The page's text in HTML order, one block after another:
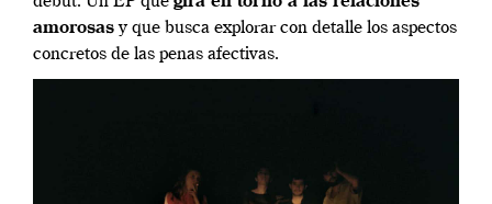
amorosasy que busca explorar con detalle los aspectos
concretos de las penas afectivas.